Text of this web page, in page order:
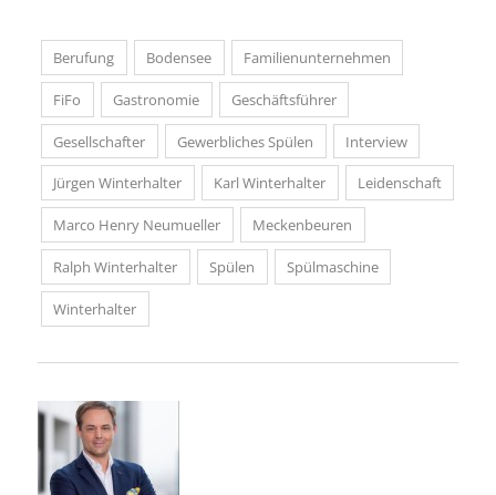
Berufung Bodensee Familienunternehmen
FiFo Gastronomie Geschäftsführer
Gesellschafter Gewerbliches Spülen Interview
Jürgen Winterhalter Karl Winterhalter Leidenschaft
Marco Henry Neumueller Meckenbeuren
Ralph Winterhalter Spülen Spülmaschine
Winterhalter